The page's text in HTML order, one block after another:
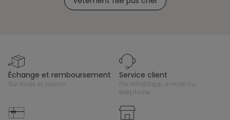
échange et remboursement
sur toute la saison
service client
par whatsapp, e-mail ou
téléphone